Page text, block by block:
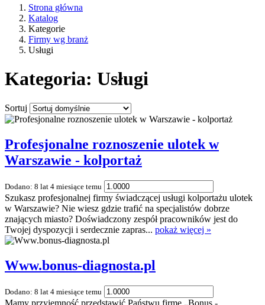
Strona główna
Katalog
Kategorie
Firmy wg branż
Usługi
Kategoria: Usługi
Sortuj
Profesjonalne roznoszenie ulotek w
Warszawie - kolportaż
Dodano: 8 lat 4 miesiące temu
Szukasz profesjonalnej firmy świadczącej usługi kolportażu ulotek
w Warszawie? Nie wiesz gdzie trafić na specjalistów dobrze
znających miasto? Doświadczony zespół pracowników jest do
Twojej dyspozycji i serdecznie zapras... pokaż więcej »
Www.bonus-diagnosta.pl
Dodano: 8 lat 4 miesiące temu
Mamy przyjemność przedstawić Państwu firmę „Bonus -